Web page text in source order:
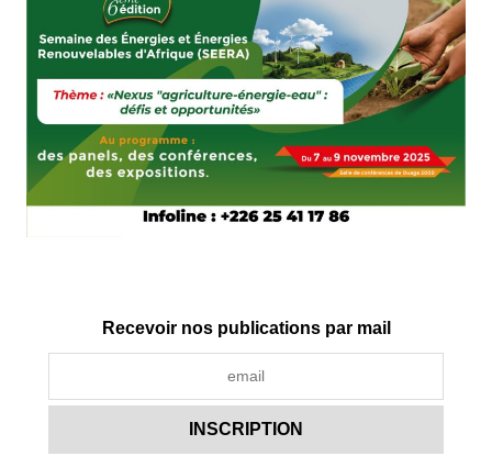
Recevoir nos publications par mail